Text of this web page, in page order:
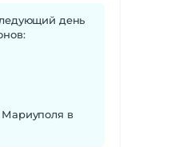
день
Мариуполя в